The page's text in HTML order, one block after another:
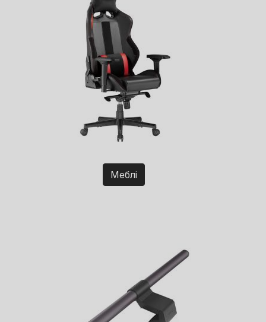
Меблі